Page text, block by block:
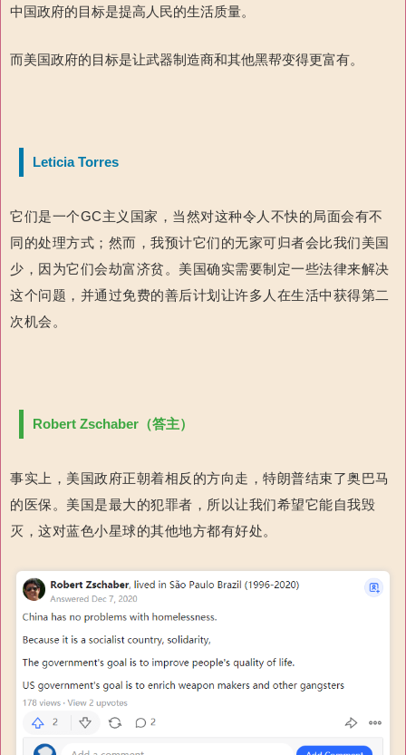
中国政府的目标是提高人民的生活质量。
而美国政府的目标是让武器制造商和其他黑帮变得更富有。
Leticia Torres
它们是一个GC主义国家，当然对这种令人不快的局面会有不
同的处理方式；然而，我预计它们的无家可归者会比我们美国
少，因为它们会劫富济贫。美国确实需要制定一些法律来解决
这个问题，并通过免费的善后计划让许多人在生活中获得第二
次机会。
Robert Zschaber（答主）
事实上，美国政府正朝着相反的方向走，特朗普结束了奥巴马
的医保。美国是最大的犯罪者，所以让我们希望它能自我毁
灭，这对蓝色小星球的其他地方都有好处。